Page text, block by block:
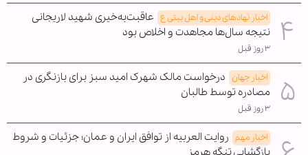
اخبار نهادهای دینی و اهل بیتی ع عاقبت‌به‌خیری شهید لاریجانی
نتیجه سال‌ها مجاهدت و اخلاص بود
۳ روز قبل
اخبار جهان درخواست مالک شهرک امید سبز برای بازنگری در
مصادره توسط طالبان
۳ روز قبل
اخبار مهم روایت العربیه از توافق ایران و عمان؛ جزئیات و شروط